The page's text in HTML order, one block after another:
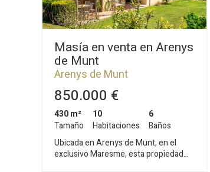
Masía en venta en Arenys
de Munt
Arenys de Munt
850.000 €
430 m²
Tamaño
10
Habitaciones
6
Baños
Ubicada en Arenys de Munt, en el
exclusivo Maresme, esta propiedad